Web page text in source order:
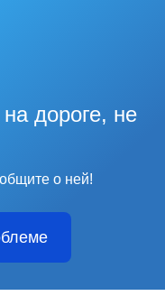
дороге, не
о ней!